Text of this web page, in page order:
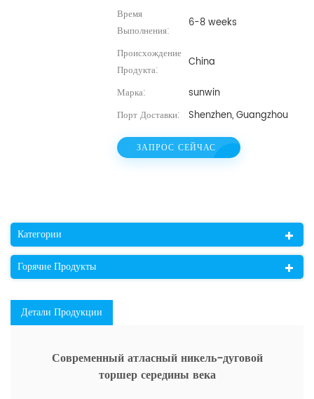
Время
Выполнения:
6-8 weeks
Происхождение
Продукта:
China
Марка:
sunwin
Порт Доставки:
Shenzhen, Guangzhou
ЗАПРОС СЕЙЧАС
Категории
Горячие Продукты
Детали Продукции
Современный атласный никель-дуговой
торшер середины века